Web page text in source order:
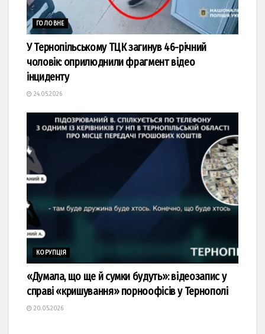
ГОЛОВНЕ
У Тернопільському ТЦК загинув 46-річний
чоловік: оприлюднили фрагмент відео
інциденту
24.05.2026
КОРУПЦІЯ
«Думала, що ще й сумки будуть»: відеозапис у
справі «кришування» порноофісів у Тернополі
20.05.2026